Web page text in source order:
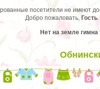
посетители не имеют
Добро пожаловать, Гость
Нет на земле гимна